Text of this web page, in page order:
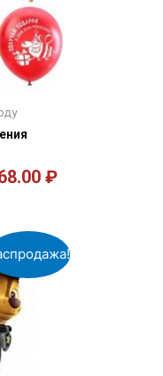
₽